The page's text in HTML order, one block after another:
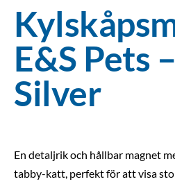
E&S Pets
Silver
En detaljrik och hållbar magnet
tabby-katt, perfekt för att visa